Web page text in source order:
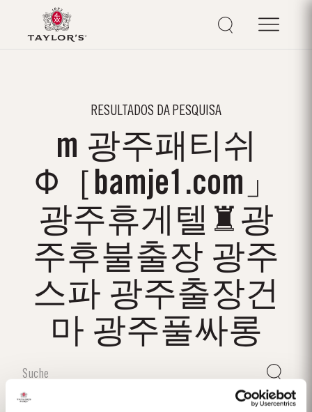
RESULTADOS DA PESQUISA
m 광주패티쉬
Φ［bamje1.com」
광주휴게텔♜광
주후불출장 광주
스파 광주출장건
마 광주풀싸롱